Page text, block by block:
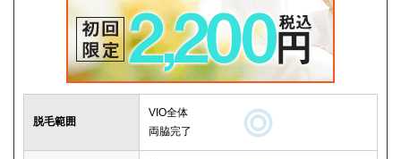
脱毛範囲
VIO全体
両脇完了